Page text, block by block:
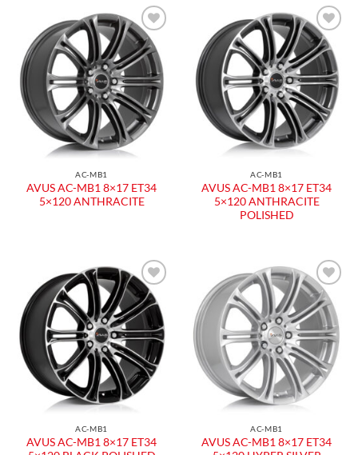
Aggiungi
alla lista
dei
desideri
AC-MB1
AVUS AC-MB1 8×17 ET34
5×120 ANTHRACITE
Aggiungi
alla lista
dei
desideri
AC-MB1
AVUS AC-MB1 8×17 ET34
5×120 ANTHRACITE
POLISHED
Aggiungi
alla lista
dei
desideri
AC-MB1
AVUS AC-MB1 8×17 ET34
Aggiungi
alla lista
dei
desideri
AC-MB1
AVUS AC-MB1 8×17 ET34